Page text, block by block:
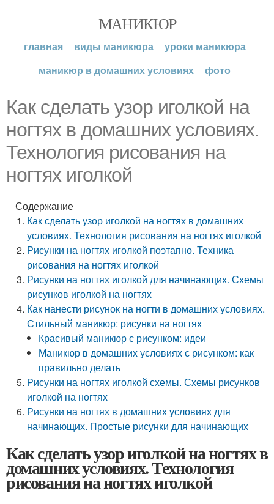
МАНИКЮР
главная виды маникюра
уроки маникюра
маникюр в домашних условиях
фото
Как сделать узор иголкой на
ногтях в домашних условиях.
Технология рисования на
ногтях иголкой
Содержание
Как сделать узор иголкой на ногтях в домашних
условиях. Технология рисования на ногтях иголкой
Рисунки на ногтях иголкой поэтапно. Техника
рисования на ногтях иголкой
Рисунки на ногтях иголкой для начинающих. Схемы
рисунков иголкой на ногтях
Как нанести рисунок на ногти в домашних условиях.
Стильный маникюр: рисунки на ногтях
Красивый маникюр с рисунком: идеи
Маникюр в домашних условиях с рисунком: как
правильно делать
Рисунки на ногтях иголкой схемы. Схемы рисунков
иголкой на ногтях
Рисунки на ногтях в домашних условиях для
начинающих. Простые рисунки для начинающих
Как сделать узор иголкой на ногтях в
домашних условиях. Технология
рисования на ногтях иголкой